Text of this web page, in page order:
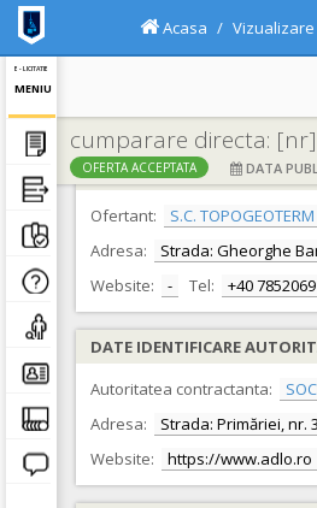
E - LICITATIE
MENIU
Acasa
cumparare directa:
OFERTA ACCEPTATA DATA
DATE IDENTIFICARE
Ofertant:
S.C. TOPOGEOTERM
Adresa:
Strada: Gheorghe
Website:
- Tel: +40
DATE IDENTIFICARE
Autoritatea contractanta:
Adresa:
Strada: Primăriei, nr.
Website:
https://www.adlo.ro